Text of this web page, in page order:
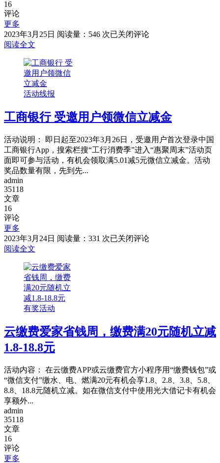
16
评论
更多
2023年3月25日 阅读量：546 次中
微
支
付
13
元
已关闭评论
阅读全文
活动线报
工商银行 受邀用户领微信立减金
活动说明： 即日起至2023年3月26日，受邀用户首次登录中国
工商银行App，搜索栏搜“工行消费季”进入“惠聚周末”活动页
面即可参与活动，有机会领取满5.01减5元微信立减金。活动
奖品数量有限，先到先...
admin
35118
文章
16
评论
更多
2023年3月24日 阅读量：331 次工
微
金
已关闭评论
阅读全文
有奖活动
云缴费爱家省钱周，缴费满20元随机立减
1.8-18.8元
活动内容： 在云缴费APP或云缴费官方小程序用“缴费钱包”或
“微信支付”缴水、电、燃满20元有机会享1.8、2.8、3.8、5.8、
8.8、18.8元随机立减。如在微信支付中使用光大借记卡有机会
享额外...
admin
35118
文章
16
评论
更多